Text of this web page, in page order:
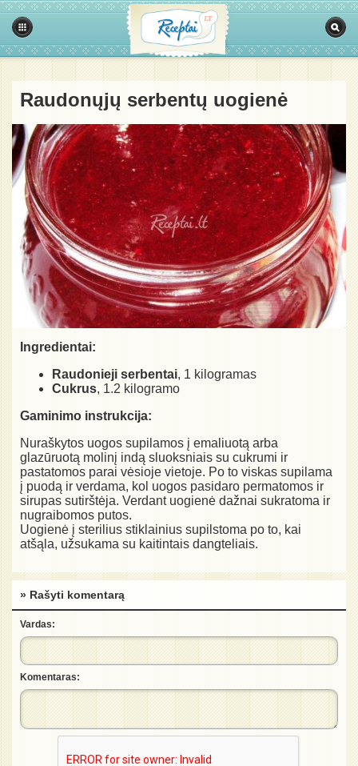
Raudonųjų serbentų uogienė
Ingredientai:
Raudonieji serbentai, 1 kilogramas
Cukrus, 1.2 kilogramo
Gaminimo instrukcija:
Nuraškytos uogos supilamos į emaliuotą arba
glazūruotą molinį indą sluoksniais su cukrumi ir
pastatomos parai vėsioje vietoje. Po to viskas supilama
į puodą ir verdama, kol uogos pasidaro permatomos ir
sirupas sutirštėja. Verdant uogienė dažnai sukratoma ir
nugraibomos putos.
Uogienė į sterilius stiklainius supilstoma po to, kai
atšąla, užsukama su kaitintais dangteliais.
» Rašyti komentarą
Vardas:
Komentaras: